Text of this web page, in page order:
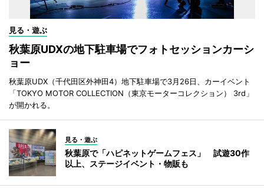
見る・遊ぶ
秋葉原UDXの地下駐車場でフォトセッションカーシ
ョー
秋葉原UDX（千代田区外神田4）地下駐車場で3月26日、カーイベント
「TOKYO MOTOR COLLECTION（東京モーターコレクション） 3rd」
が開かれる。
見る・遊ぶ
秋葉原で「ハピネットゲームフェス」 試遊30作
以上、ステージイベント・物販も